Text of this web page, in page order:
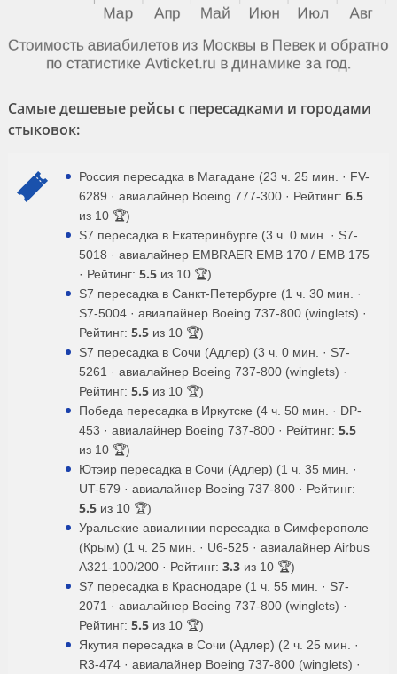
Самые дешевые рейсы с пересадками и городами
стыковок:
Россия пересадка в Магадане (23 ч. 25 мин. · FV-
6289 · авиалайнер Boeing 777-300 · Рейтинг: 6.5
из 10 🏆)
S7 пересадка в Екатеринбурге (3 ч. 0 мин. · S7-
5018 · авиалайнер EMBRAER EMB 170 / EMB 175
· Рейтинг: 5.5 из 10 🏆)
S7 пересадка в Санкт-Петербурге (1 ч. 30 мин. ·
S7-5004 · авиалайнер Boeing 737-800 (winglets) ·
Рейтинг: 5.5 из 10 🏆)
S7 пересадка в Сочи (Адлер) (3 ч. 0 мин. · S7-
5261 · авиалайнер Boeing 737-800 (winglets) ·
Рейтинг: 5.5 из 10 🏆)
Победа пересадка в Иркутске (4 ч. 50 мин. · DP-
453 · авиалайнер Boeing 737-800 · Рейтинг: 5.5
из 10 🏆)
Ютэир пересадка в Сочи (Адлер) (1 ч. 35 мин. ·
UT-579 · авиалайнер Boeing 737-800 · Рейтинг:
5.5 из 10 🏆)
Уральские авиалинии пересадка в Симферополе
(Крым) (1 ч. 25 мин. · U6-525 · авиалайнер Airbus
A321-100/200 · Рейтинг: 3.3 из 10 🏆)
S7 пересадка в Краснодаре (1 ч. 55 мин. · S7-
2071 · авиалайнер Boeing 737-800 (winglets) ·
Рейтинг: 5.5 из 10 🏆)
Якутия пересадка в Сочи (Адлер) (2 ч. 25 мин. ·
R3-474 · авиалайнер Boeing 737-800 (winglets) ·